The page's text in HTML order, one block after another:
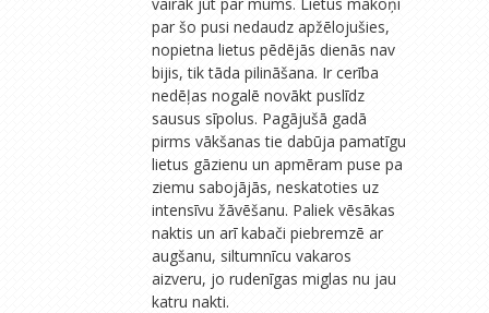
par šo pusi nedaudz apžēlojušies,
nopietna lietus pēdējās dienās nav
bijis, tik tāda pilināšana. Ir cerība
nedēļas nogalē novākt puslīdz
sausus sīpolus. Pagājušā gadā
pirms vākšanas tie dabūja pamatīgu
lietus gāzienu un apmēram puse pa
ziemu sabojājās, neskatoties uz
intensīvu žāvēšanu. Paliek vēsākas
naktis un arī kabači piebremzē ar
augšanu, siltumnīcu vakaros
aizveru, jo rudenīgas miglas nu jau
katru nakti.